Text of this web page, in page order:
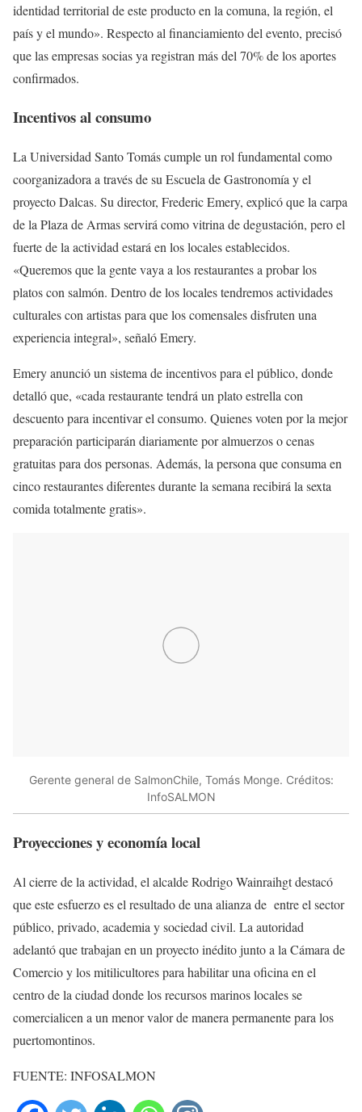
identidad territorial de este producto en la comuna, la región, el
país y el mundo». Respecto al financiamiento del evento, precisó
que las empresas socias ya registran más del 70% de los aportes
confirmados.
Incentivos al consumo
La Universidad Santo Tomás cumple un rol fundamental como
coorganizadora a través de su Escuela de Gastronomía y el
proyecto Dalcas. Su director, Frederic Emery, explicó que la carpa
de la Plaza de Armas servirá como vitrina de degustación, pero el
fuerte de la actividad estará en los locales establecidos.
«Queremos que la gente vaya a los restaurantes a probar los
platos con salmón. Dentro de los locales tendremos actividades
culturales con artistas para que los comensales disfruten una
experiencia integral», señaló Emery.
Emery anunció un sistema de incentivos para el público, donde
detalló que, «cada restaurante tendrá un plato estrella con
descuento para incentivar el consumo. Quienes voten por la mejor
preparación participarán diariamente por almuerzos o cenas
gratuitas para dos personas. Además, la persona que consuma en
cinco restaurantes diferentes durante la semana recibirá la sexta
comida totalmente gratis».
Gerente general de SalmonChile, Tomás Monge. Créditos:
InfoSALMON
Proyecciones y economía local
Al cierre de la actividad, el alcalde Rodrigo Wainraihgt destacó
que este esfuerzo es el resultado de una alianza de entre el sector
público, privado, academia y sociedad civil. La autoridad
adelantó que trabajan en un proyecto inédito junto a la Cámara de
Comercio y los mitilicultores para habilitar una oficina en el
centro de la ciudad donde los recursos marinos locales se
comercialicen a un menor valor de manera permanente para los
puertomontinos.
FUENTE: INFOSALMON